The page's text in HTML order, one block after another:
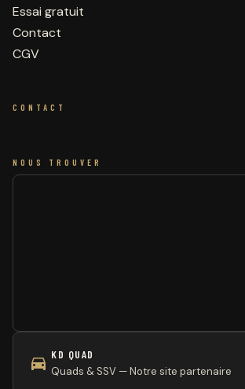
Essai gratuit
Contact
CGV
CONTACT
NOUS TROUVER
KD QUAD
Quads & SSV — Notre site partenaire